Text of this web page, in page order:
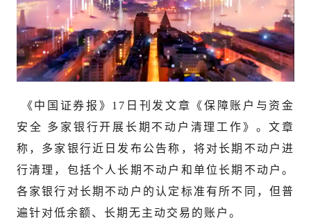
《中国证券报》17日刊发文章《保障账户与资金
安全 多家银行开展长期不动户清理工作》。文章
称，多家银行近日发布公告称，将对长期不动户进
行清理，包括个人长期不动户和单位长期不动户。
各家银行对长期不动户的认定标准有所不同，但普
遍针对低余额、长期无主动交易的账户。